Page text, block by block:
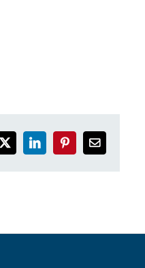
X LinkedInPinterestEmail